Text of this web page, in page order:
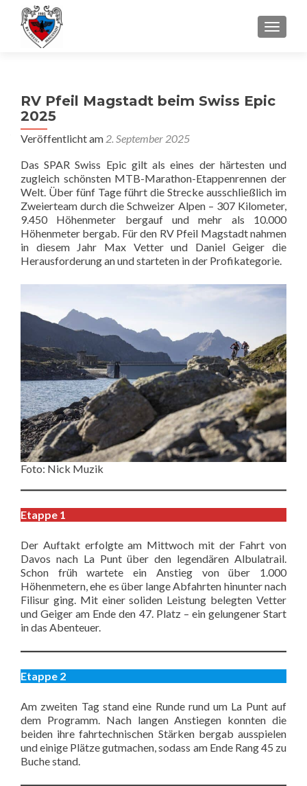
RV Pfeil Magstadt beim Swiss Epic
2025
Veröffentlicht am 2. September 2025
Das SPAR Swiss Epic gilt als eines der härtesten und
zugleich schönsten MTB-Marathon-Etappenrennen der
Welt. Über fünf Tage führt die Strecke ausschließlich im
Zweierteam durch die Schweizer Alpen – 307 Kilometer,
9.450 Höhenmeter bergauf und mehr als 10.000
Höhenmeter bergab. Für den RV Pfeil Magstadt nahmen
in diesem Jahr Max Vetter und Daniel Geiger die
Herausforderung an und starteten in der Profikategorie.
Foto: Nick Muzik
Etappe 1
Der Auftakt erfolgte am Mittwoch mit der Fahrt von
Davos nach La Punt über den legendären Albulatrail.
Schon früh wartete ein Anstieg von über 1.000
Höhenmetern, ehe es über lange Abfahrten hinunter nach
Filisur ging. Mit einer soliden Leistung belegten Vetter
und Geiger am Ende den 47. Platz – ein gelungener Start
in das Abenteuer.
Etappe 2
Am zweiten Tag stand eine Runde rund um La Punt auf
dem Programm. Nach langen Anstiegen konnten die
beiden ihre fahrtechnischen Stärken bergab ausspielen
und einige Plätze gutmachen, sodass am Ende Rang 45 zu
Buche stand.